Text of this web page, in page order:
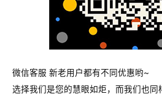
微信客服 新老用户都有不同优惠哟~
选择我们是您的慧眼如炬，而我们也同